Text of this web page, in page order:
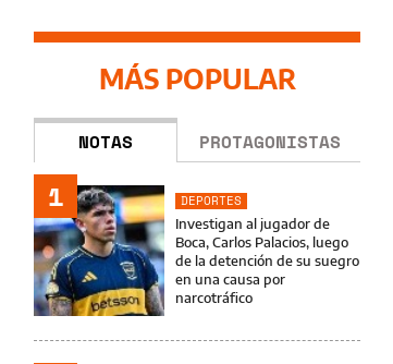
MÁS POPULAR
NOTAS PROTAGONISTAS
1
DEPORTES
Investigan al jugador de
Boca, Carlos Palacios, luego
de la detención de su suegro
en una causa por
narcotráfico